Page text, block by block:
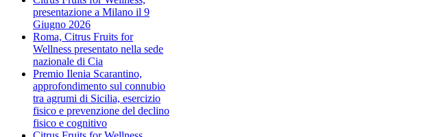
presentazione a Milano il 9
Giugno 2026
Roma, Citrus Fruits for
Wellness presentato nella sede
nazionale di Cia
Premio Ilenia Scarantino,
approfondimento sul connubio
tra agrumi di Sicilia, esercizio
fisico e prevenzione del declino
fisico e cognitivo